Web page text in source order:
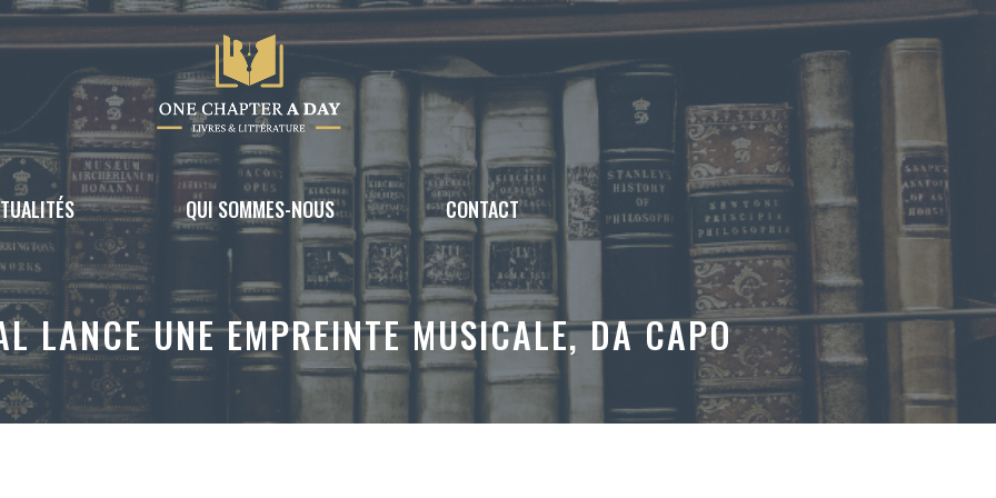
QUI SOMMES-NOUS CONTACT
LANCE UNE EMPREINTE MUSICALE, DA CAPO